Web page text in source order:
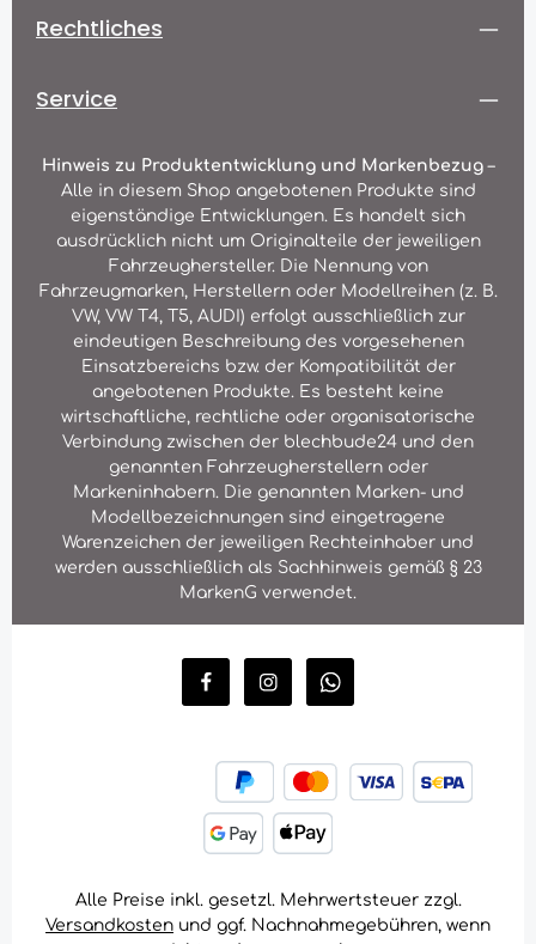
Rechtliches
Service
Hinweis zu Produktentwicklung und Markenbezug –
Alle in diesem Shop angebotenen Produkte sind
eigenständige Entwicklungen. Es handelt sich
ausdrücklich nicht um Originalteile der jeweiligen
Fahrzeughersteller. Die Nennung von
Fahrzeugmarken, Herstellern oder Modellreihen (z. B.
VW, VW T4, T5, AUDI) erfolgt ausschließlich zur
eindeutigen Beschreibung des vorgesehenen
Einsatzbereichs bzw. der Kompatibilität der
angebotenen Produkte. Es besteht keine
wirtschaftliche, rechtliche oder organisatorische
Verbindung zwischen der blechbude24 und den
genannten Fahrzeugherstellern oder
Markeninhabern. Die genannten Marken- und
Modellbezeichnungen sind eingetragene
Warenzeichen der jeweiligen Rechteinhaber und
werden ausschließlich als Sachhinweis gemäß § 23
MarkenG verwendet.
Alle Preise inkl. gesetzl. Mehrwertsteuer zzgl.
Versandkosten und ggf. Nachnahmegebühren, wenn